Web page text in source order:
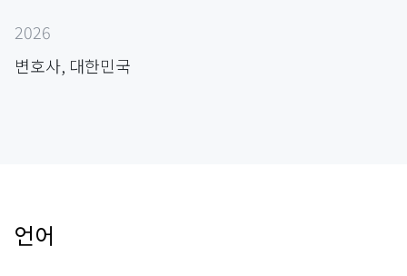
2026
변호사, 대한민국
언어